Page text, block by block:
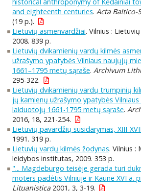
and eighteenth centuries. Acta Baltico-
(19 p.).
Lietuvių asmenvardžiai. Vilnius :
2008. 839 p.
Lietuvių dvikamienių vardų kilmės
užrašymo ypatybės Vilniaus naujųjų
1661–1795 metų sąraše. Archivum
295-322.
Lietuvių dvikamienių vardų trumpinių
jų kamienų užrašymo ypatybės
laiduotojų 1661-1795 metų sąraše.
2016, 18, 221-254.
Lietuvių pavardžių susidarymas, XIII-
1991. 319 p.
Lietuvių vardų kilmės žodynas. Vilnius :
leidybos institutas, 2009. 353 p.
"... Magdeburgo teisėje gerada turi
moters padėtis Vilniuje ir Kaune XVI a.
Lituanistica2001, 3, 3-19.